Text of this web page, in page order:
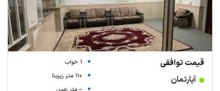
قیمت توافقی
آپارتمان
1 خواب
110 متر زیربنا